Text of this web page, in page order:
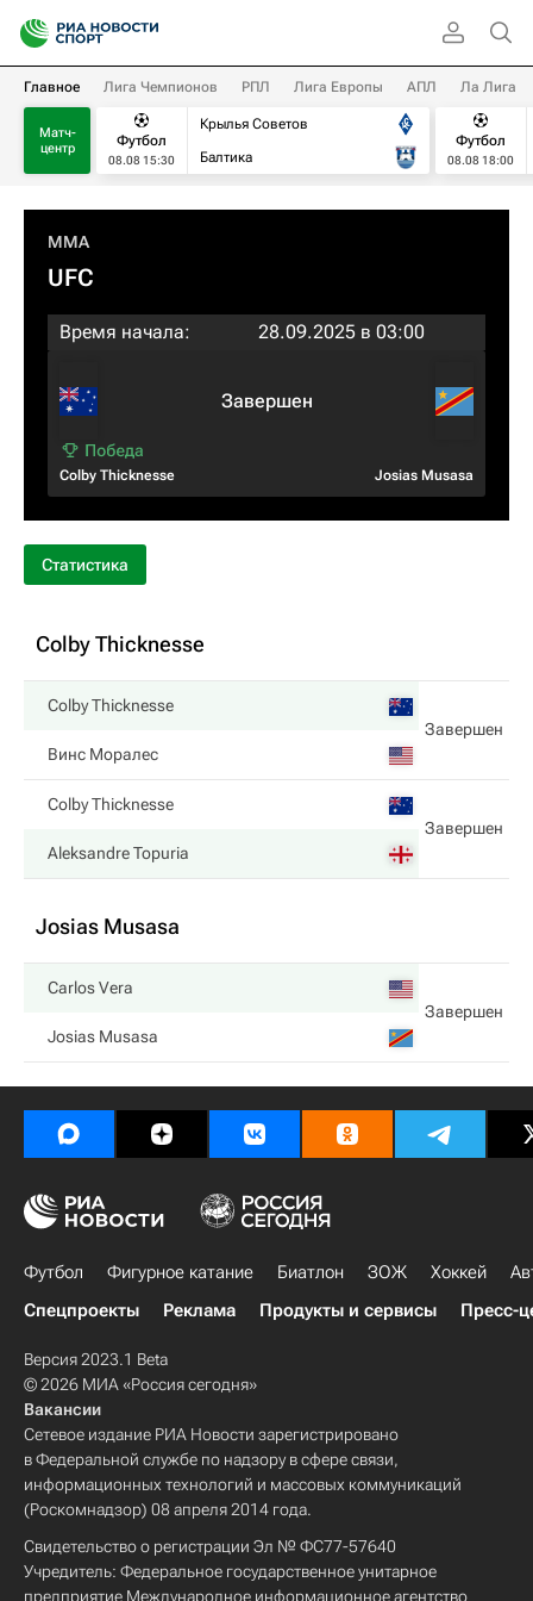
Главное Лига Чемпионов РПЛ Лига Европы АПЛ Ла Лига
Матч-
центр
Футбол
08.08 15:30
Крылья Советов
Балтика
Футбол
08.08 18:00
MMA
UFC
Время начала: 28.09.2025 в 03:00
Colby Thicknesse
Завершен
Josias Musasa
Статистика
Colby Thicknesse
Colby Thicknesse
Завершен
Винс Моралес
Colby Thicknesse
Завершен
Aleksandre Topuria
Josias Musasa
Carlos Vera
Завершен
Josias Musasa
Футбол Фигурное катание Биатлон ЗОЖ Хоккей
Спецпроекты
Реклама Продукты и сервисы Пресс-
Версия 2023.1 Beta
© 2026 МИА «Россия сегодня»
Вакансии
Сетевое издание РИА Новости зарегистрировано
в Федеральной службе по надзору в сфере связи,
информационных технологий и массовых коммуникаций
(Роскомнадзор) 08 апреля 2014 года.
Свидетельство о регистрации Эл № ФС77-57640
Учредитель: Федеральное государственное унитарное
предприятие Международное информационное агентство